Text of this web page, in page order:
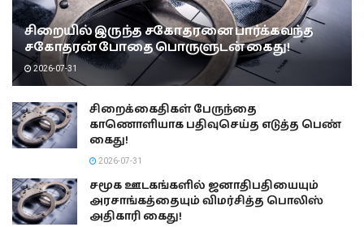
சிறையில் இருந்த சகோதரனை பார்க்கவந்த
சகோதரன் போதை பொருளுடன் கைது!
2026-07-31
சிறைக்கைதிகள் பேருந்தை
காணொளியாக பதிவுசெய்த எடுத்த பெண்
கைது!
2026-07-31
சமூக ஊடகங்களில் ஜனாதிபதியையும்
அரசாங்கத்தையும் விமர்சித்த பொலிஸ்
அதிகாரி கைது!